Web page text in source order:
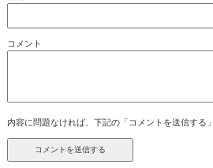
コメント
内容に問題なければ、下記の「コメントを送信する